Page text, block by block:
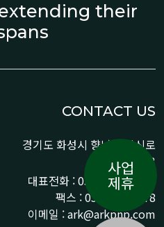
their
CONTACT US
경기도 화성시 향남읍 상신로
290-13
대표전화 : 031-359-9776 /
팩스 : 031-359-9778
이메일 : ark@arkpnp.com
사업
제휴